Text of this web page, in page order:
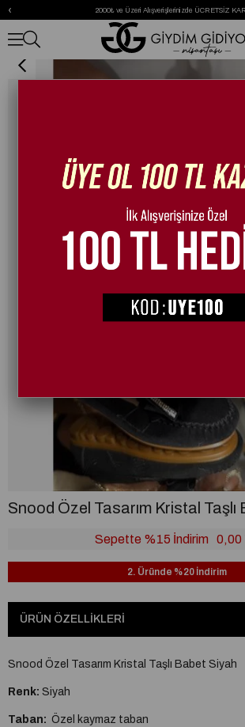
2000₺ ve Üzeri Alışverişlerinizde ÜCRETSİZ
‹
Snood Özel Tasarım Kristal Taşlı
Snood Özel Tasarım Kristal Taşlı
Sepette %15 İndirim 0,00
2. Üründe %20 İndirim
ÜRÜN ÖZELLIKLERI
Snood Özel Tasarım Kristal Taşlı Babet Siyah
Renk: Siyah
Taban: Özel kaymaz taban